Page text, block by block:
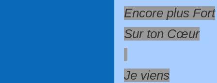
Encore plus Fort
Sur ton Cœur
Je viens